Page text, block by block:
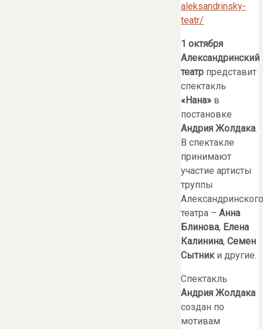
aleksandrinsky-
teatr/
1 октября
Александринский
театр представит
спектакль
«Нана» в
постановке
Андрия Жолдака.
В спектакле
принимают
участие артисты
труппы
Александринского
театра – Анна
Блинова, Елена
Калинина, Семен
Сытники другие.
Спектакль
Андрия Жолдака
создан по
мотивам